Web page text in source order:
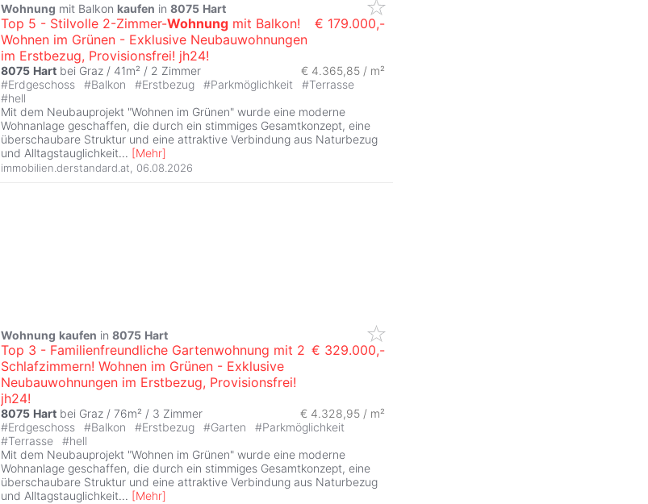
Wohnung mit Balkon kaufen in 8075 Hart
Top 5 - Stilvolle 2-Zimmer-Wohnung mit Balkon!
Wohnen im Grünen - Exklusive Neubauwohnungen
im Erstbezug, Provisionsfrei! jh24!
€ 179.000,-
8075 Hart bei Graz / 41m² / 2 Zimmer
€ 4.365,85 / m²
#Erdgeschoss #Balkon #Erstbezug #Parkmöglichkeit #Terrasse
#hell
Mit dem Neubauprojekt "Wohnen im Grünen" wurde eine moderne
Wohnanlage geschaffen, die durch ein stimmiges Gesamtkonzept, eine
überschaubare Struktur und eine attraktive Verbindung aus Naturbezug
und Alltagstauglichkeit... [Mehr]
immobilien.derstandard.at, 06.08.2026
Wohnung kaufen in 8075 Hart
Top 3 - Familienfreundliche Gartenwohnung mit 2
Schlafzimmern! Wohnen im Grünen - Exklusive
Neubauwohnungen im Erstbezug, Provisionsfrei!
jh24!
€ 329.000,-
8075 Hart bei Graz / 76m² / 3 Zimmer € 4.328,95 / m²
#Erdgeschoss #Balkon #Erstbezug #Garten #Parkmöglichkeit
#Terrasse #hell
Mit dem Neubauprojekt "Wohnen im Grünen" wurde eine moderne
Wohnanlage geschaffen, die durch ein stimmiges Gesamtkonzept, eine
überschaubare Struktur und eine attraktive Verbindung aus Naturbezug
und Alltagstauglichkeit... [Mehr]